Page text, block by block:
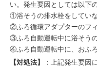
い。発生要因としては以下
①浴そうの排水栓をしていな
②ふろ循環アダプターのフ
③ふろ自動運転中に浴そう
④ふろ自動運転中に、おふ
【対処法】
：上記発生要因